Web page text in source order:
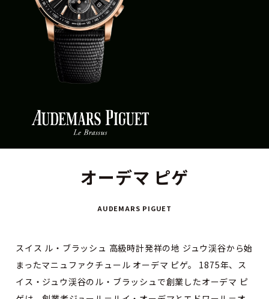
オーデマ ピゲ
AUDEMARS PIGUET
スイス ル・ブラッシュ 高級時計発祥の地 ジュウ渓谷から始
まったマニュファクチュール オーデマ ピゲ。 1875年、ス
イス・ジュウ渓谷のル・ブラッシュで創業したオーデマ ピ